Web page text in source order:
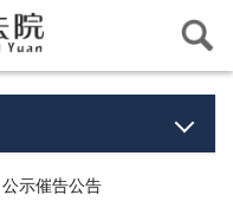
公示催告公告